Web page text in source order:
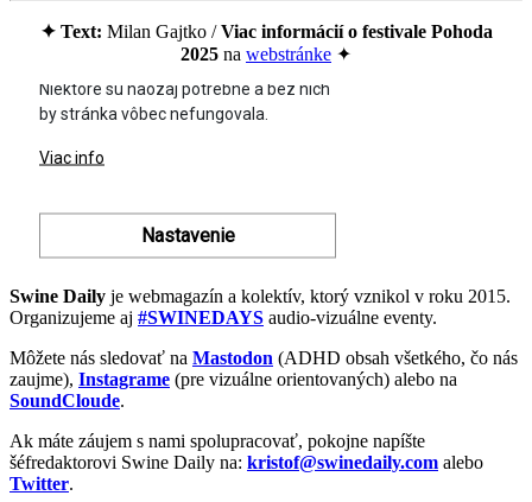
✦ Text: Milan Gajtko /Viac informácií o festivale Pohoda
2025 na webstránke ✦
Swine Daily je webmagazín a kolektív, ktorý vznikol v roku 2015.
Organizujeme aj #SWINEDAYS audio-vizuálne eventy.
Môžete nás sledovať na Mastodon (ADHD obsah všetkého, čo nás
zaujme), Instagrame (pre vizuálne orientovaných) alebo na
SoundCloude.
Ak máte záujem s nami spolupracovať, pokojne napíšte
šéfredaktorovi Swine Daily na: kristof@swinedaily.com alebo
Twitter.